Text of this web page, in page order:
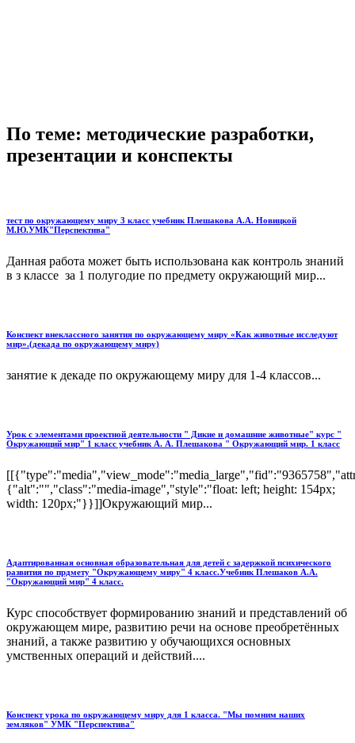
По теме: методические разработки,
презентации и конспекты
тест по окружающему миру 3 класс учебник Плешакова А.А. Новицкой
М.Ю.УМК"Перспектива"
Данная работа может быть использована как контроль знаний
в з классе за 1 полугодие по предмету окружающий мир...
Конспект внеклассного занятия по окружающему миру «Как животные исследуют
мир».(декада по окружающему миру)
занятие к декаде по окружающему миру для 1-4 классов...
Урок с элементами проектной деятельности " Дикие и домашние животные" курс "
Окружающий мир" 1 класс учебник А. А. Плешакова " Окружающий мир. 1 класс
{"alt":"","class":"media-image","style":"float: left; height: 154px;
width: 120px;"}}]]Окружающий мир...
Адаптированная основная образовательная для детей с задержкой психического
развития по прдмету "Окружающему миру" 4 класс.Учебник Плешаков А.А.
"Окружающий мир" 4 класс.
Курс способствует формированию знаний и представлений об
окружающем мире, развитию речи на основе преобретённых
знаний, а также развитию у обучающихся основных
умственных операций и действий....
Конспект урока по окружающему миру для 1 класса. "Мы помним наших
земляков" УМК "Перспектива"